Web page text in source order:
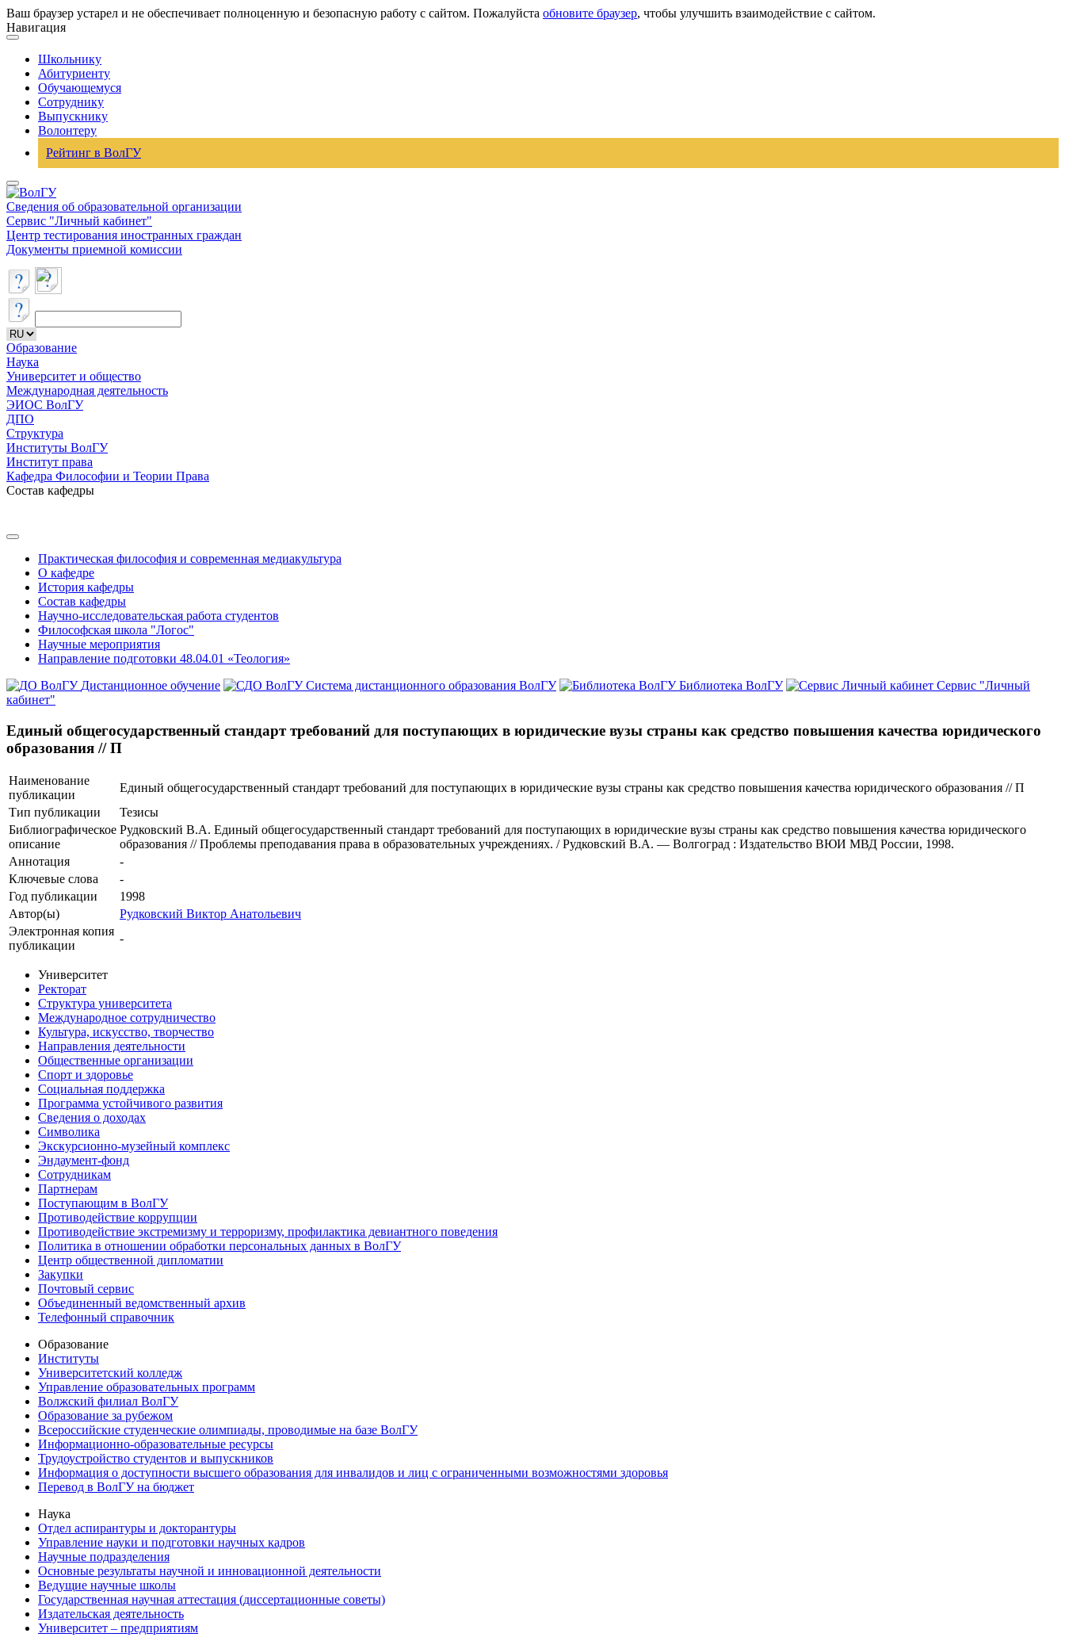
Ваш браузер устарел и не обеспечивает полноценную и безопасную работу с сайтом. Пожалуйста обновите браузер, чтобы улучшить взаимодействие с сайтом.
Навигация
Школьнику
Абитуриенту
Обучающемуся
Сотруднику
Выпускнику
Волонтеру
Рейтинг в ВолГУ
Сведения об образовательной организации
Сервис "Личный кабинет"
Центр тестирования иностранных граждан
Документы приемной комиссии
Образование
Наука
Университет и общество
Международная деятельность
ЭИОС ВолГУ
ДПО
Структура
Институты ВолГУ
Институт права
Кафедра Философии и Теории Права
Состав кафедры
Практическая философия и современная медиакультура
О кафедре
История кафедры
Состав кафедры
Научно-исследовательская работа студентов
Философская школа "Логос"
Научные мероприятия
Направление подготовки 48.04.01 «Теология»
Дистанционное обучение
Система дистанционного образования ВолГУ Библиотека ВолГУ
Сервис "Личный
кабинет"
Единый общегосударственный стандарт требований для поступающих в юридические вузы страны как средство повышения качества юридического
образования // П
Наименование
публикации
Единый общегосударственный стандарт требований для поступающих в юридические вузы страны как средство повышения качества юридического образования // П
Тип публикации
Тезисы
Библиографическое
описание
Рудковский В.А. Единый общегосударственный стандарт требований для поступающих в юридические вузы страны как средство повышения качества юридического
образования // Проблемы преподавания права в образовательных учреждениях. / Рудковский В.А. — Волгоград : Издательство ВЮИ МВД России, 1998.
Аннотация
-
Ключевые cлова
-
Год публикации
1998
Автор(ы)
Рудковский Виктор Анатольевич
Электронная копия
публикации
-
Университет
Ректорат
Структура университета
Международное сотрудничество
Культура, искусство, творчество
Направления деятельности
Общественные организации
Спорт и здоровье
Социальная поддержка
Программа устойчивого развития
Сведения о доходах
Символика
Экскурсионно-музейный комплекс
Эндаумент-фонд
Сотрудникам
Партнерам
Поступающим в ВолГУ
Противодействие коррупции
Противодействие экстремизму и терроризму, профилактика девиантного поведения
Политика в отношении обработки персональных данных в ВолГУ
Центр общественной дипломатии
Закупки
Почтовый сервис
Объединенный ведомственный архив
Телефонный справочник
Образование
Институты
Университетский колледж
Управление образовательных программ
Волжский филиал ВолГУ
Образование за рубежом
Всероссийские студенческие олимпиады, проводимые на базе ВолГУ
Информационно-образовательные ресурсы
Трудоустройство студентов и выпускников
Информация о доступности высшего образования для инвалидов и лиц с ограниченными возможностями здоровья
Перевод в ВолГУ на бюджет
Наука
Отдел аспирантуры и докторантуры
Управление науки и подготовки научных кадров
Научные подразделения
Основные результаты научной и инновационной деятельности
Ведущие научные школы
Государственная научная аттестация (диссертационные советы)
Издательская деятельность
Университет – предприятиям